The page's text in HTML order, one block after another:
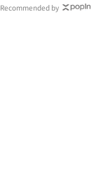
Recommended by